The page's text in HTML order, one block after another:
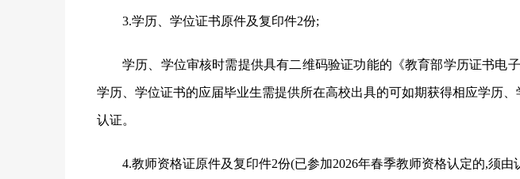
3.学历、学位证书原件及复印件2份;
学历、学位审核时需提供具有二维码验证功能的《教育部学历证书电
学历、学位证书的应届毕业生需提供所在高校出具的可如期获得相应学历
认证。
4.教师资格证原件及复印件2份(已参加2026年春季教师资格认定的,须